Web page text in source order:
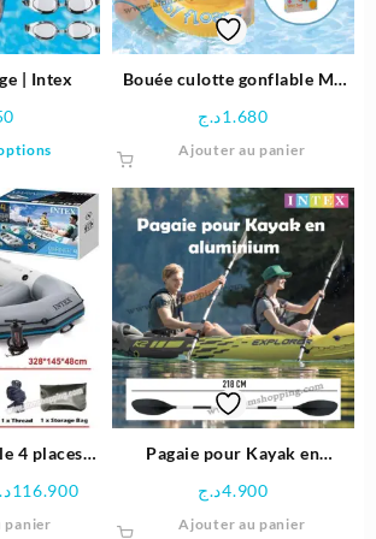
| Intex
a
plusieurs
variations.
options
peuvent
choisies
sur
la
page
produit
Bouée culotte gonflable My
INTEX
1.680د.ج
Ajouter au panier
4 places
116.900Le
panier
Pagaie pour Kayak en
4.900د.ج
Ajouter au panier